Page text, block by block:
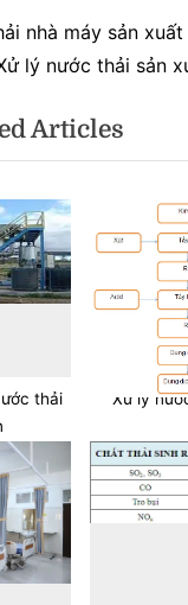
nhà máy sản xuất
lý nước thải sản
Articles
thải
Xử lý